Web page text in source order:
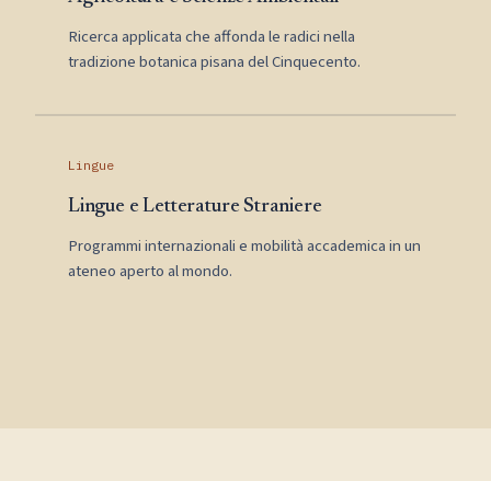
Ricerca applicata che affonda le radici nella
tradizione botanica pisana del Cinquecento.
Lingue
Lingue e Letterature Straniere
Programmi internazionali e mobilità accademica in un
ateneo aperto al mondo.